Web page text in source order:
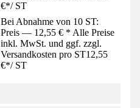
€*/ ST
Bei Abnahme von 10 ST:
Preis — 12,55 € * Alle Preise
inkl. MwSt. und ggf. zzgl.
Versandkosten pro ST12,55
€*/ ST